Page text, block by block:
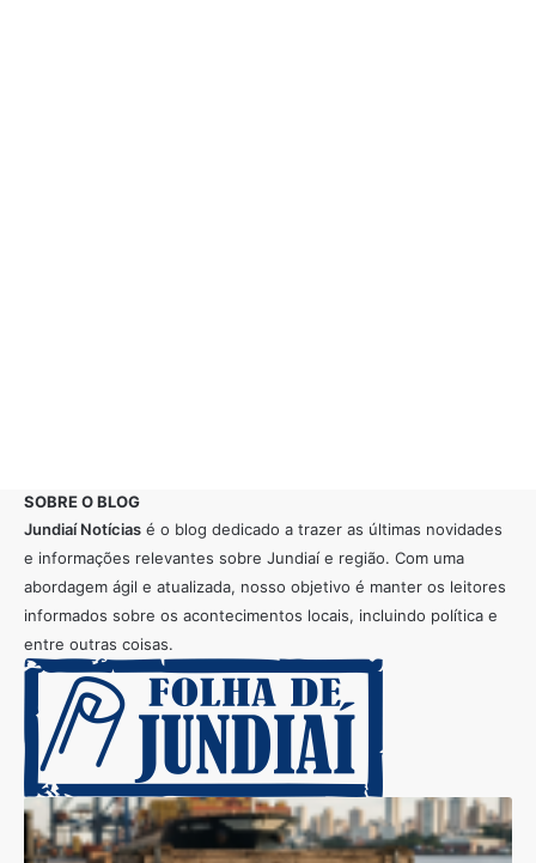
SOBRE O BLOG
Jundiaí Notícias é o blog dedicado a trazer as últimas novidades
e informações relevantes sobre Jundiaí e região. Com uma
abordagem ágil e atualizada, nosso objetivo é manter os leitores
informados sobre os acontecimentos locais, incluindo política e
entre outras coisas.